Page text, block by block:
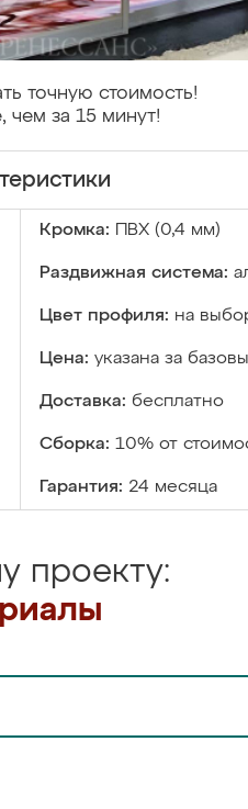
точную стоимость!
чем за 15 минут!
Кромка: ПВХ (0,4 мм)
Раздвижная система:
Цвет профиля: на
Цена: указана за
Доставка: бесплатно
Сборка: 10% от
Гарантия: 24 месяца
проекту: